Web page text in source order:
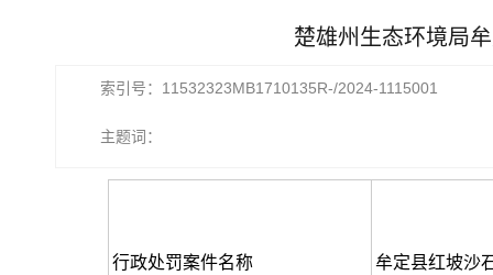
楚雄州生态环境局
索引号：11532323MB1710135R-/2024-1115001
主题词：
行政处罚案件名称 牟定县红坡沙